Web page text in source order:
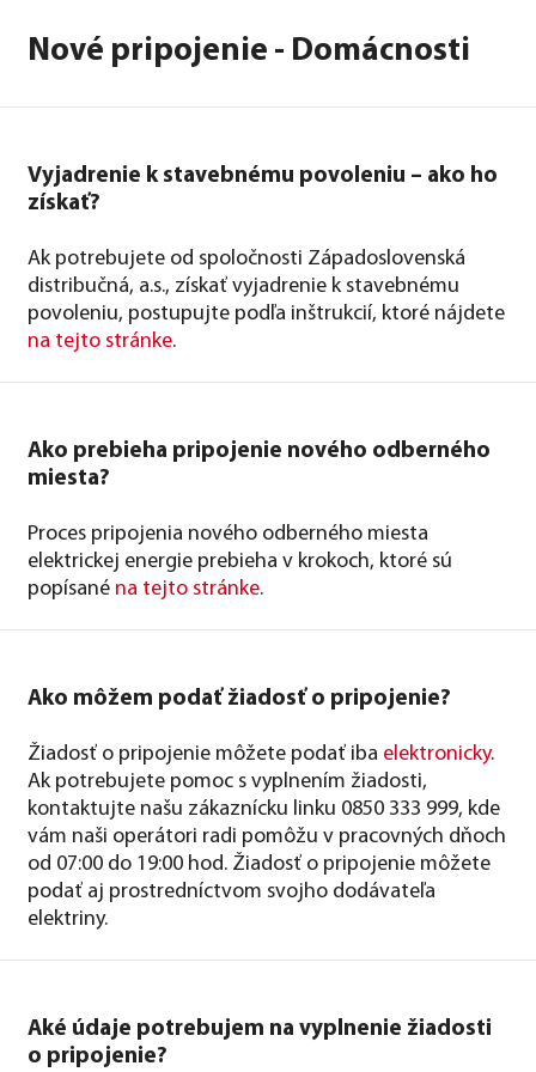
Nové pripojenie - Domácnosti
Vyjadrenie k stavebnému povoleniu – ako ho
získať?
Ak potrebujete od spoločnosti Západoslovenská
distribučná, a.s., získať vyjadrenie k stavebnému
povoleniu, postupujte podľa inštrukcií, ktoré nájdete
na tejto stránke.
Ako prebieha pripojenie nového odberného
miesta?
Proces pripojenia nového odberného miesta
elektrickej energie prebieha v krokoch, ktoré sú
popísané na tejto stránke.
Ako môžem podať žiadosť o pripojenie?
Žiadosť o pripojenie môžete podať iba elektronicky.
Ak potrebujete pomoc s vyplnením žiadosti,
kontaktujte našu zákaznícku linku 0850 333 999, kde
vám naši operátori radi pomôžu v pracovných dňoch
od 07:00 do 19:00 hod. Žiadosť o pripojenie môžete
podať aj prostredníctvom svojho dodávateľa
elektriny.
Aké údaje potrebujem na vyplnenie žiadosti
o pripojenie?